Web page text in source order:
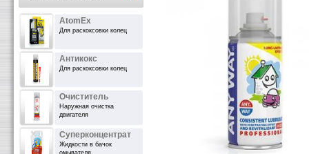
AtomEx
Для раскоксовки колец
Антикокс
Для раскоксовки колец
Очиститель
Наружная очистка
двигателя
Суперконцентрат
Жидкости в бачок
омывателя